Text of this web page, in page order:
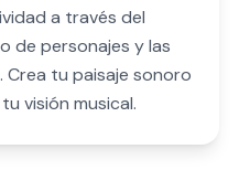
a través del
de personajes y las
tu paisaje sonoro
visión musical.